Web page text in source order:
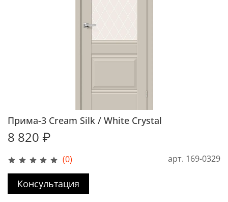
(0) арт. 169-0329
Прима-3 Cream Silk / White Сrystal
8 820 ₽
Консультация